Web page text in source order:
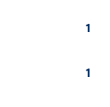
1
1